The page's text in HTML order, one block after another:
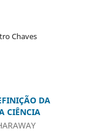
Chaves
DA
CIÊNCIA